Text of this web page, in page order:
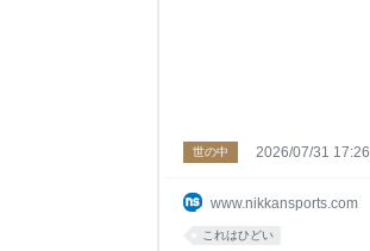
www.nikkansports.com
世の中 2026/07/31 17:26
これはひどい